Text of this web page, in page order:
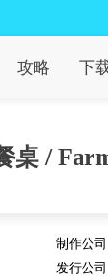
攻略 下
桌 /
制作公司
发行公司